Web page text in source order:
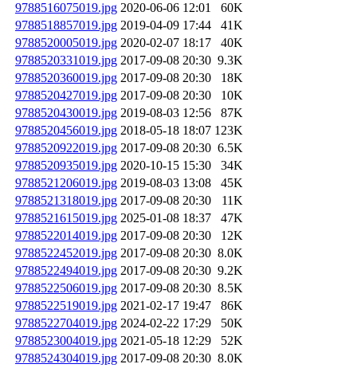
9788516075019.jpg 2020-06-06 12:01
60K
9788518857019.jpg 2019-04-09 17:44
41K
9788520005019.jpg 2020-02-07 18:17
40K
9788520331019.jpg 2017-09-08 20:30 9.3K
9788520360019.jpg 2017-09-08 20:30
18K
9788520427019.jpg 2017-09-08 20:30
10K
9788520430019.jpg 2019-08-03 12:56
87K
9788520456019.jpg 2018-05-18 18:07 123K
9788520922019.jpg 2017-09-08 20:30 6.5K
9788520935019.jpg 2020-10-15 15:30
34K
9788521206019.jpg 2019-08-03 13:08
45K
9788521318019.jpg 2017-09-08 20:30
11K
9788521615019.jpg 2025-01-08 18:37
47K
9788522014019.jpg 2017-09-08 20:30
12K
9788522452019.jpg 2017-09-08 20:30 8.0K
9788522494019.jpg 2017-09-08 20:30 9.2K
9788522506019.jpg 2017-09-08 20:30 8.5K
9788522519019.jpg 2021-02-17 19:47
86K
9788522704019.jpg 2024-02-22 17:29
50K
9788523004019.jpg 2021-05-18 12:29
52K
9788524304019.jpg 2017-09-08 20:30 8.0K